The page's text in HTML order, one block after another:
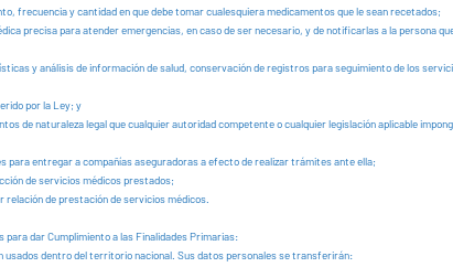
frecuencia y cantidad en que debe tomar cualesquiera medicamentos que le sean recetados;
precisa para atender emergencias, en caso de ser necesario, y de notificarlas a la persona
y análisis de información de salud, conservación de registros para seguimiento de los
por la Ley; y
de naturaleza legal que cualquier autoridad competente o cualquier legislación aplicable
para entregar a compañías aseguradoras a efecto de realizar trámites ante ella;
de servicios médicos prestados;
relación de prestación de servicios médicos.
para dar Cumplimiento a las Finalidades Primarias:
usados dentro del territorio nacional. Sus datos personales se transferirán: